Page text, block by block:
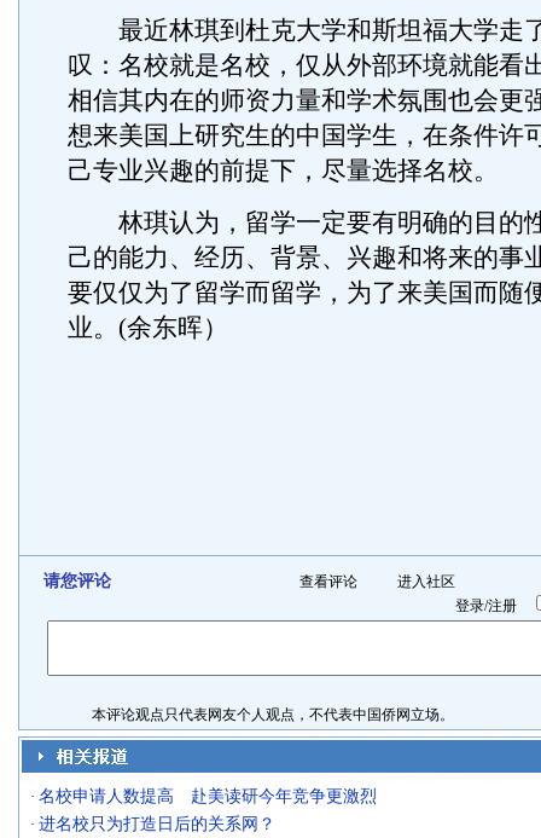
最近林琪到杜克大学和斯坦福大学走
叹：名校就是名校，仅从外部环境就能看
相信其内在的师资力量和学术氛围也会更
想来美国上研究生的中国学生，在条件许
己专业兴趣的前提下，尽量选择名校。
林琪认为，留学一定要有明确的目的
己的能力、经历、背景、兴趣和将来的事
要仅仅为了留学而留学，为了来美国而随
业。(余东晖）
请您评论 查看评论
进入社区
登录/注册
本评论观点只代表网友个人观点，不代表中国侨网立场。
· 名校申请人数提高 赴美读研今年竞争更激烈
· 进名校只为打造日后的关系网？